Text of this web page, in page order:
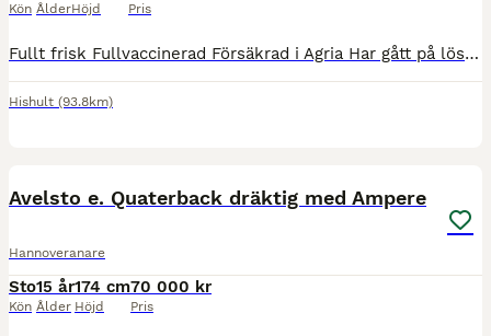
Kön ÅlderHöjd Pris
Fullt frisk Fullvaccinerad Försäkrad i Agria Har gått på lösdrift hos oss. Alltid i stora hagar. Tränat tömkörning men inte inkörd Sutten på men inte inriden Akleja är inte helt bekväm med "läskiga"
Hishult (93.8km)
Avelsto e. Quaterback dräktig med Ampere
Hannoveranare
Sto
Kön
15 år
Ålder
174 cm
Höjd
70 000 kr
Pris